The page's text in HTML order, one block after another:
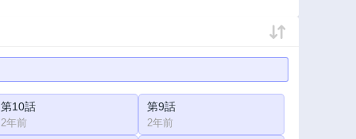
第10話
2年前
第9話
2年前